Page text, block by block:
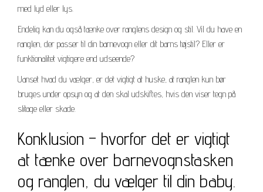
med lyd eller lys.
Endelig kan du også tænke over ranglens design og stil. Vil du have en
ranglen, der passer til din barnevogn eller dit barns tøjstil? Eller er
funktionalitet vigtigere end udseende?
Uanset hvad du vælger, er det vigtigt at huske, at ranglen kun bør
bruges under opsyn og at den skal udskiftes, hvis den viser tegn på
slitage eller skade.
Konklusion – hvorfor det er vigtigt
at tænke over barnevognstasken
og ranglen, du vælger til din baby.